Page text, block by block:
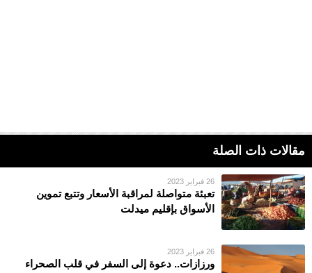
مقالات ذات الصلة
26 فبراير 2023
تعبئة متواصلة لمراقبة الأسعار وتتبع تموين
الأسواق بإقليم ميدلت
26 فبراير 2023
ورزازات.. دعوة إلى السفر في قلب الصحراء